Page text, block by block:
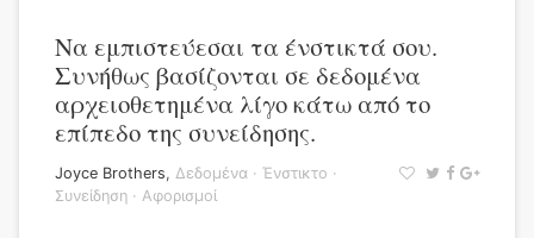
Να εμπιστεύεσαι τα ένστικτά σου.
Συνήθως βασίζονται σε δεδομένα
αρχειοθετημένα λίγο κάτω από το
επίπεδο της συνείδησης.
Joyce Brothers, Δεδομένα · Ένστικτο ·
Συνείδηση · Αφορισμοί